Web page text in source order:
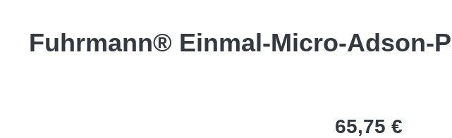
Fuhrmann® Einmal-Micro-Adson-
65,75 €